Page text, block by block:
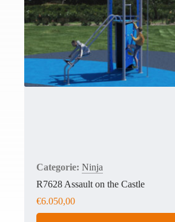
Ninja
R7628 Assault on the Castle
€6.050,00